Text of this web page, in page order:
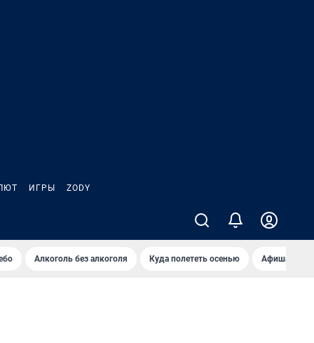
ИГРЫ ZODY
Алкоголь без алкоголя Куда полететь осенью Афиша на